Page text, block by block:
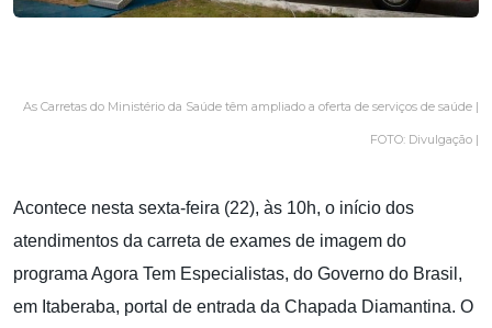
As Carretas do Ministério da Saúde têm ampliado a oferta de serviços de saúde |
FOTO: Divulgação |
Acontece nesta sexta-feira (22), às 10h, o início dos
atendimentos da carreta de exames de imagem do
programa Agora Tem Especialistas, do Governo do Brasil,
em Itaberaba, portal de entrada da Chapada Diamantina. O